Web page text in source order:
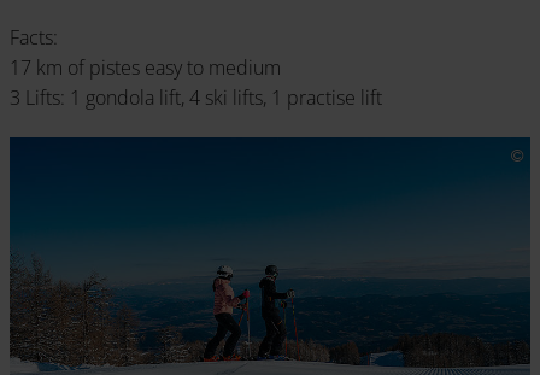
Facts:
17 km of pistes easy to medium
3 Lifts: 1 gondola lift, 4 ski lifts, 1 practise lift